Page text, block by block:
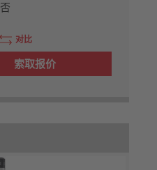
否
对比
索取报价